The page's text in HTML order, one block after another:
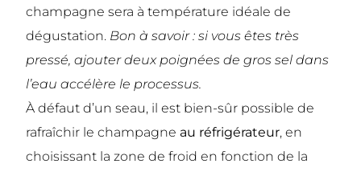
champagne sera à température idéale de
dégustation. Bon à savoir : si vous êtes très
pressé, ajouter deux poignées de gros sel dans
l’eau accélère le processus.
À défaut d’un seau, il est bien-sûr possible de
rafraîchir le champagne au réfrigérateur, en
choisissant la zone de froid en fonction de la